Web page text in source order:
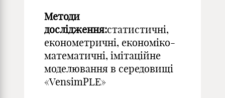
Методи
дослідження:статистичні,
економетричні, економіко-
математичні, імітаційне
моделювання в середовищі
«VensimPLE»